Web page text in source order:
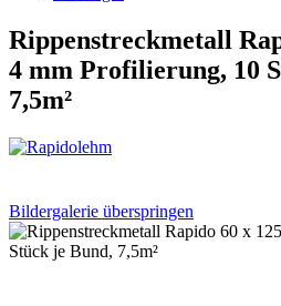
Rippenstreckmetall
4 mm Profilierung, 10
7,5m²
Bildergalerie überspringen